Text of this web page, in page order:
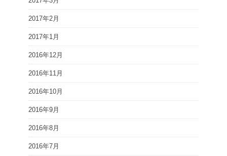
2017年2月
2017年1月
2016年12月
2016年11月
2016年10月
2016年9月
2016年8月
2016年7月